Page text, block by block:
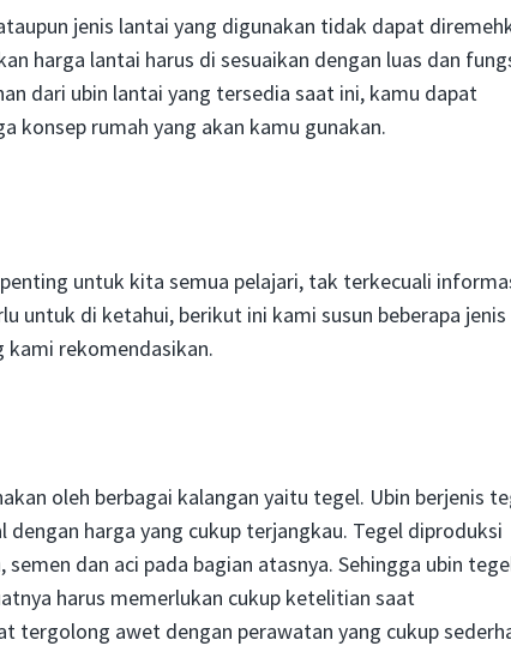
jenis lantai yang digunakan tidak dapat
harga lantai harus di sesuaikan dengan luas dan
dari ubin lantai yang tersedia saat ini, kamu dapat
konsep rumah yang akan kamu gunakan.
untuk kita semua pelajari, tak terkecuali
untuk di ketahui, berikut ini kami susun beberapa jenis
kami rekomendasikan.
oleh berbagai kalangan yaitu tegel. Ubin berjenis
harga yang cukup terjangkau. Tegel diproduksi
dan aci pada bagian atasnya. Sehingga ubin
harus memerlukan cukup ketelitian saat
tergolong awet dengan perawatan yang cukup